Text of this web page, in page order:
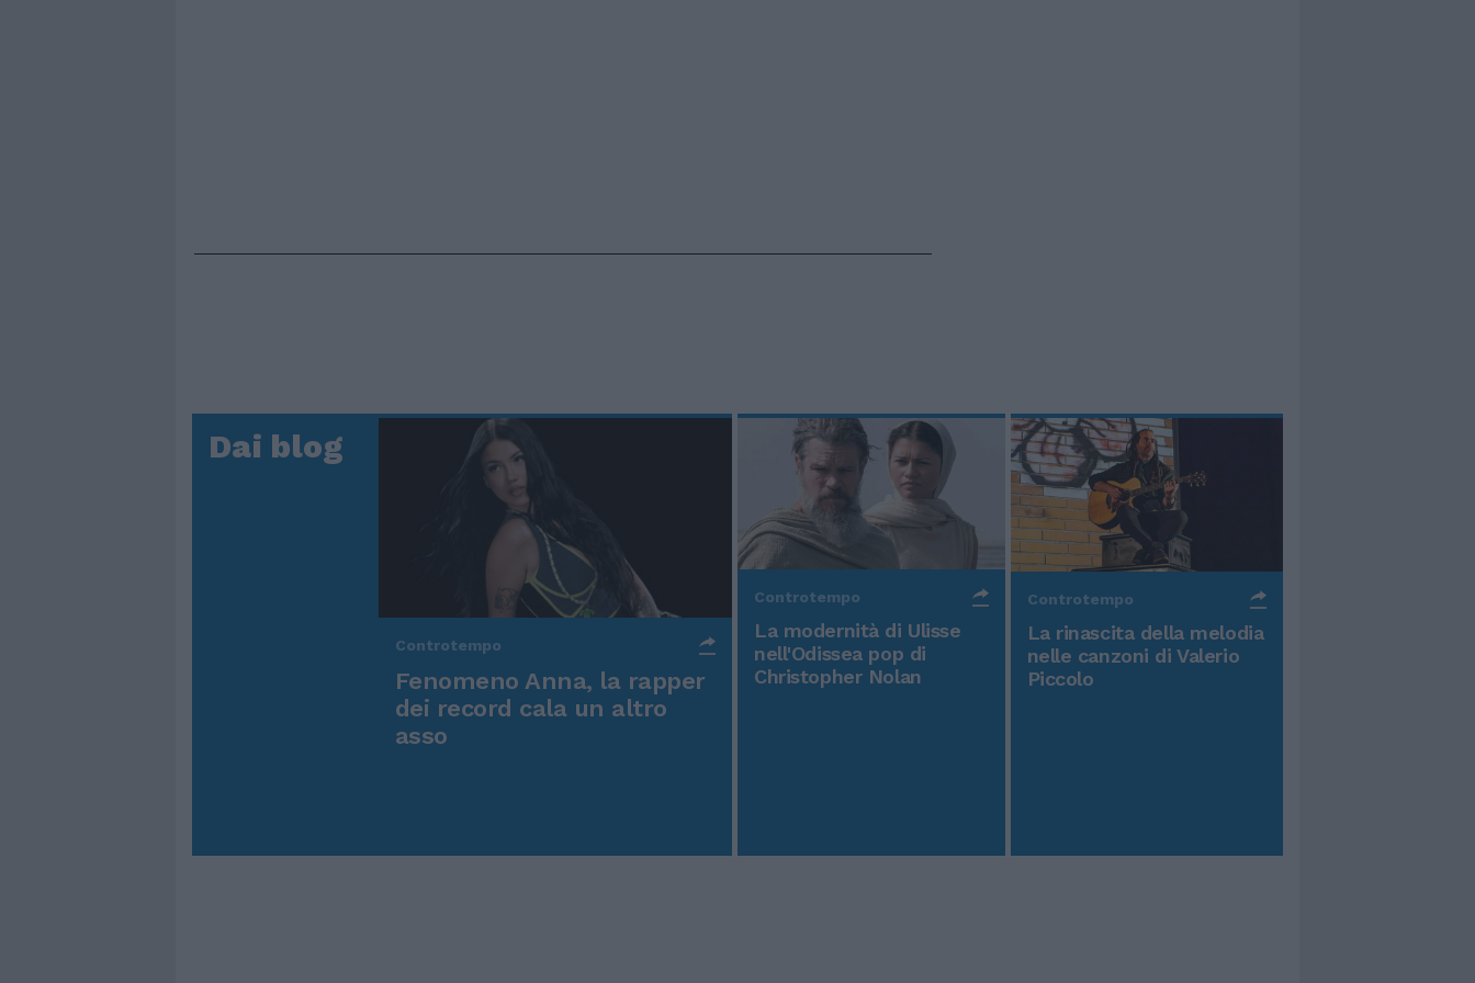
Dai blog
Controtempo
Fenomeno Anna, la rapper
dei record cala un altro
asso
Controtempo
La modernità di Ulisse
nell'Odissea pop di
Christopher Nolan
Controtempo
La rinascita della melodia
nelle canzoni di Valerio
Piccolo